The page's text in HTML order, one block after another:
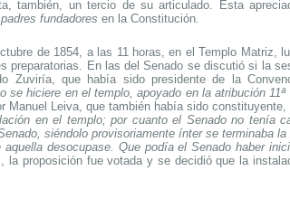
también, un tercio de su articulado. Esta
padres fundadores en la Constitución.
de 1854, a las 11 horas, en el Templo Matriz,
preparatorias. En las del Senado se discutió si la
Zuviría, que había sido presidente de la
se hiciere en el templo, apoyado en la atribución
Manuel Leiva, que también había sido constituyente,
en el templo; por cuanto el Senado no tenía
siéndolo provisoriamente ínter se terminaba la
desocupase. Que podía el Senado haber
, la proposición fue votada y se decidió que la